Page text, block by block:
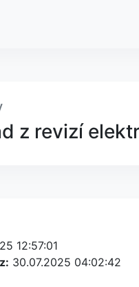
z revizí
12:57:01
30.07.2025 04:02:42